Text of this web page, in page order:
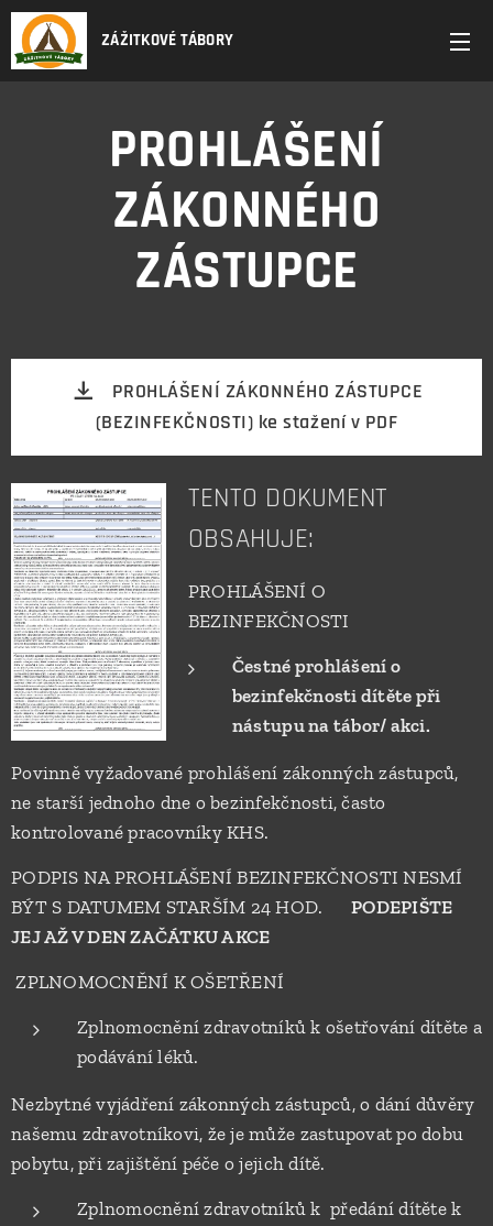
ZÁŽITKOVÉ TÁBORY
PROHLÁŠENÍ
ZÁKONNÉHO
ZÁSTUPCE
PROHLÁŠENÍ ZÁKONNÉHO ZÁSTUPCE
(BEZINFEKČNOSTI) ke stažení v PDF
TENTO DOKUMENT
OBSAHUJE:
PROHLÁŠENÍ O
BEZINFEKČNOSTI
Čestné prohlášení o
bezinfekčnosti dítěte při
nástupu na tábor/ akci.
Povinně vyžadované prohlášení zákonných zástupců,
ne starší jednoho dne o bezinfekčnosti, často
kontrolované pracovníky KHS.
PODPIS NA PROHLÁŠENÍ BEZINFEKČNOSTI NESMÍ
BÝT S DATUMEM STARŠÍM 24 HOD.PODEPIŠTE
JEJ AŽ V DEN ZAČÁTKU AKCE
ZPLNOMOCNĚNÍ K OŠETŘENÍ
Zplnomocnění zdravotníků k ošetřování dítěte a
podávání léků.
Nezbytné vyjádření zákonných zástupců, o dání důvěry
našemu zdravotníkovi, že je může zastupovat po dobu
pobytu, při zajištění péče o jejich dítě.
Zplnomocnění zdravotníků k předání dítěte k